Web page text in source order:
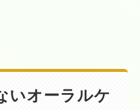
いオーラルケ